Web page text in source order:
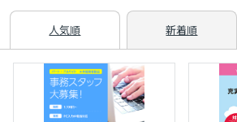
人気順 新着順